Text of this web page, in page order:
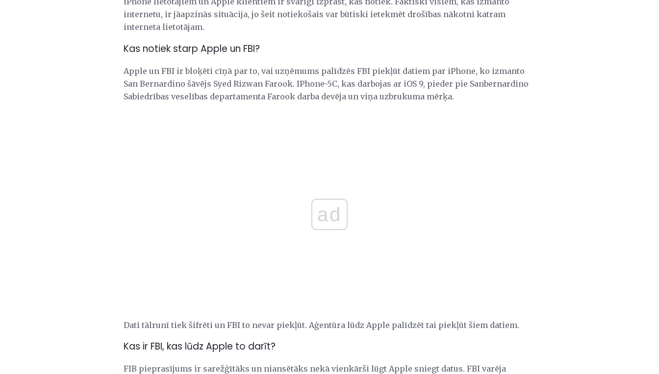
internetu, ir jāapzinās situācija, jo šeit notiekošais var būtiski ietekmēt drošības nākotni katram
interneta lietotājam.
Kas notiek starp Apple un FBI?
Apple un FBI ir bloķēti cīņā par to, vai uzņēmums palīdzēs FBI piekļūt datiem par iPhone, ko izmanto
San Bernardino šāvējs Syed Rizwan Farook. IPhone-5C, kas darbojas ar iOS 9, pieder pie Sanbernardino
Sabiedrības veselības departamenta Farook darba devēja un viņa uzbrukuma mērķa.
ad
Dati tālrunī tiek šifrēti un FBI to nevar piekļūt. Aģentūra lūdz Apple palīdzēt tai piekļūt šiem datiem.
Kas ir FBI, kas lūdz Apple to darīt?
FIB pieprasījums ir sarežģītāks un niansētāks nekā vienkārši lūgt Apple sniegt datus. FBI varēja